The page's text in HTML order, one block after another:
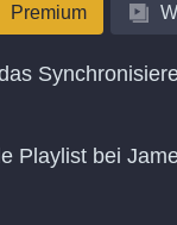
Premium
Playlist bei